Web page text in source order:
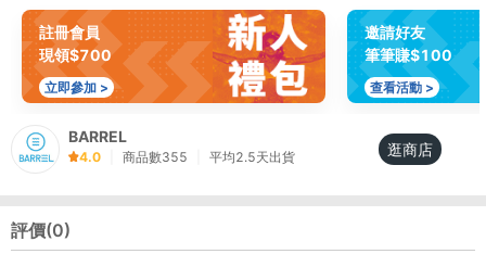
註冊會員
現領$700
立即參加 >
邀請好友
筆筆賺$100
查看活動 >
BARREL
4.0 商品數355 平均2.5天出貨 逛商店
評價(0)